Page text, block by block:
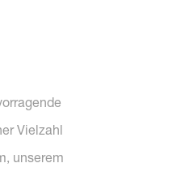
Vielzahl
unserem